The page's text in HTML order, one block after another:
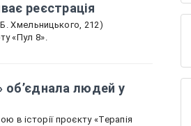
реєстрація
Хмельницького, 212)
«Пул 8».
об’єднала людей у
в історії проєкту «Терапія